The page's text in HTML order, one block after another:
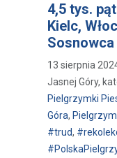
4,5 tys.
Kielc,
Sosnowca
13 sierpnia
Jasnej Góry,
Pielgrzymki
Góra,
#trud,